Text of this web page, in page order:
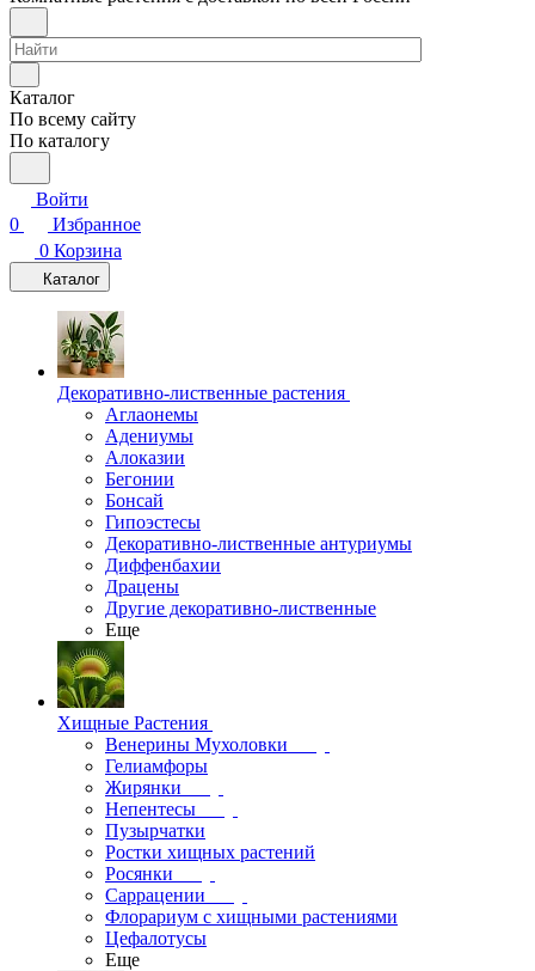
Каталог
По всему сайту
По каталогу
Войти
0
Избранное
0 Корзина
Каталог
Декоративно-лиственные растения
Аглаонемы
Адениумы
Алоказии
Бегонии
Бонсай
Гипоэстесы
Декоративно-лиственные антуриумы
Диффенбахии
Драцены
Другие декоративно-лиственные
Еще
Хищные Растения
Венерины Мухоловки
Гелиамфоры
Жирянки
Непентесы
Пузырчатки
Ростки хищных растений
Росянки
Саррацении
Флорариум с хищными растениями
Цефалотусы
Еще